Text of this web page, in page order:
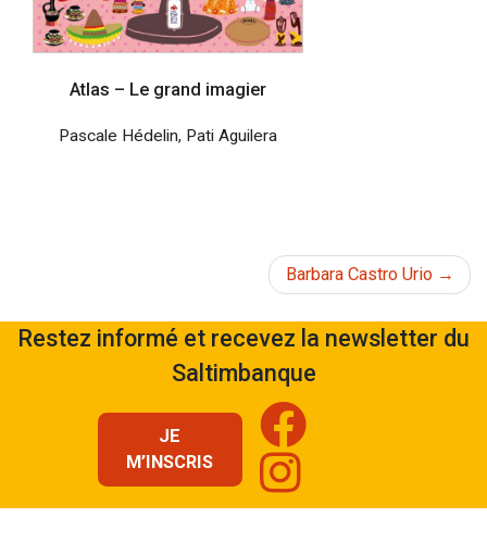
Atlas – Le grand imagier
Pascale Hédelin, Pati Aguilera
Navigation
de
l’article
Barbara Castro Urio
Restez informé et recevez la newsletter du
Saltimbanque
JE
M’INSCRIS